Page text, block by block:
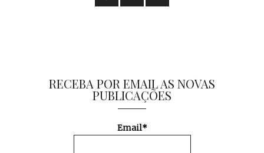
RECEBA POR EMAIL AS NOVAS
PUBLICAÇÕES
Email*